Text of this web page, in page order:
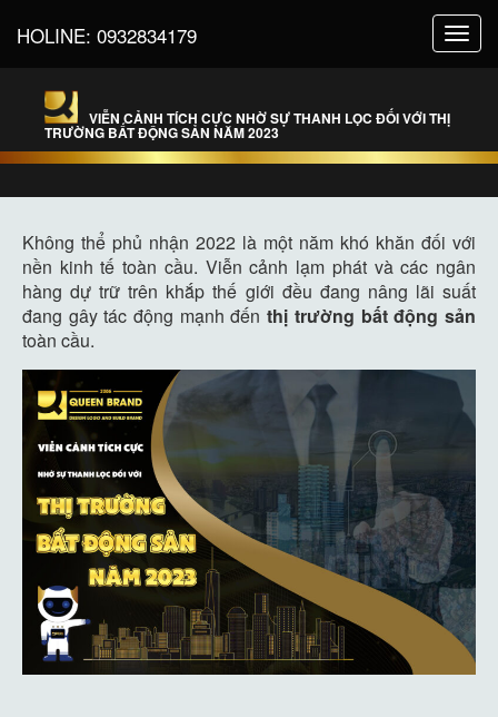
HOLINE: 0932834179
VIỄN CẢNH TÍCH CỰC NHỜ SỰ THANH LỌC ĐỐI VỚI THỊ
TRƯỜNG BẤT ĐỘNG SẢN NĂM 2023
Không thể phủ nhận 2022 là một năm khó khăn đối với
nền kinh tế toàn cầu. Viễn cảnh lạm phát và các ngân
hàng dự trữ trên khắp thế giới đều đang nâng lãi suất
đang gây tác động mạnh đếnthị trường bất động sản
toàn cầu.